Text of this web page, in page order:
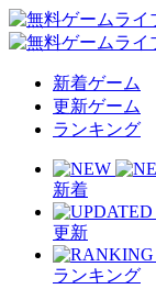
新着ゲーム
更新ゲーム
ランキング
新着
更新
ランキング